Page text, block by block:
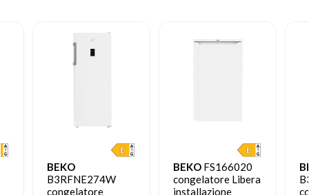
BEKO
B3RFNE274W
congelatore
BEKO FS166020
congelatore Libera
installazione